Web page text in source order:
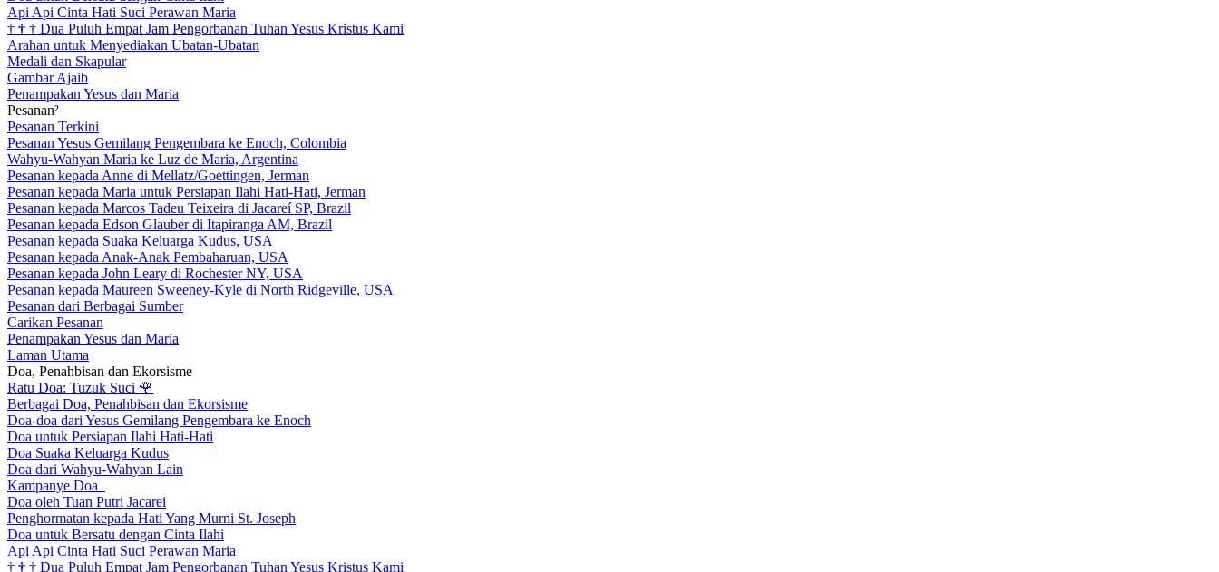
Api Api Cinta Hati Suci Perawan Maria
† † † Dua Puluh Empat Jam Pengorbanan Tuhan Yesus Kristus Kami
Arahan untuk Menyediakan Ubatan-Ubatan
Medali dan Skapular
Gambar Ajaib
Penampakan Yesus dan Maria
Pesanan²
Pesanan Terkini
Pesanan Yesus Gemilang Pengembara ke Enoch, Colombia
Wahyu-Wahyan Maria ke Luz de Maria, Argentina
Pesanan kepada Anne di Mellatz/Goettingen, Jerman
Pesanan kepada Maria untuk Persiapan Ilahi Hati-Hati, Jerman
Pesanan kepada Marcos Tadeu Teixeira di Jacareí SP, Brazil
Pesanan kepada Edson Glauber di Itapiranga AM, Brazil
Pesanan kepada Suaka Keluarga Kudus, USA
Pesanan kepada Anak-Anak Pembaharuan, USA
Pesanan kepada John Leary di Rochester NY, USA
Pesanan kepada Maureen Sweeney-Kyle di North Ridgeville, USA
Pesanan dari Berbagai Sumber
Carikan Pesanan
Penampakan Yesus dan Maria
Laman Utama
Doa, Penahbisan dan Ekorsisme
Ratu Doa: Tuzuk Suci 🌹
Berbagai Doa, Penahbisan dan Ekorsisme
Doa-doa dari Yesus Gemilang Pengembara ke Enoch
Doa untuk Persiapan Ilahi Hati-Hati
Doa Suaka Keluarga Kudus
Doa dari Wahyu-Wahyan Lain
Kampanye Doa
Doa oleh Tuan Putri Jacarei
Penghormatan kepada Hati Yang Murni St. Joseph
Doa untuk Bersatu dengan Cinta Ilahi
Api Api Cinta Hati Suci Perawan Maria
† † † Dua Puluh Empat Jam Pengorbanan Tuhan Yesus Kristus Kami